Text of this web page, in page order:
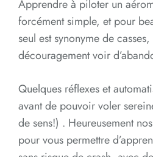
Apprendre à piloter un
forcément simple, et pour
seul est synonyme de
découragement voir
Quelques réflexes et
avant de pouvoir voler
de sens!) . Heureusement
pour vous permettre